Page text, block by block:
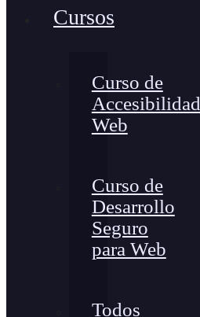
Cursos
Curso de
Accesibilidad
Web
Curso de
Desarrollo
Seguro
para Web
Todos